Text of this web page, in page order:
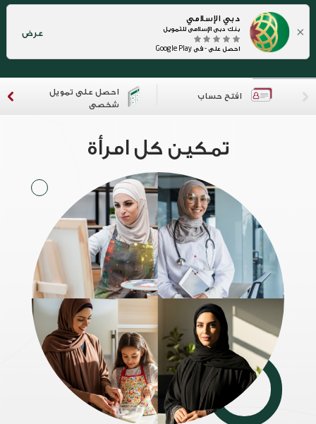
×
دبي الإسلامي
بنك دبي الإسلامي للتمويل
احصل على - في Google Play
عرض
افتح حساب
احصل على تمويل
شخصي
تمكين كل امرأة